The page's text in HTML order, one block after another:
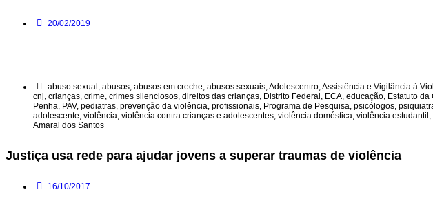
20/02/2019
abuso sexual , abusos, abusos em creche, abusos sexuais,Adolescentro,Assistência e Vigilância à
cnj, crianças, crime, crimes silenciosos, direitos das crianças, Distrito Federal , ECA, educação, Estatuto da
Penha, PAV, pediatras, prevenção da violência, profissionais, Programa de Pesquisa, psicólogos,
adolescente, violência, violência contra crianças e adolescentes, violência doméstica, violência estudantil ,
Amaral dos Santos
Justiça usa rede para ajudar jovens a superar traumas de violência
16/10/2017